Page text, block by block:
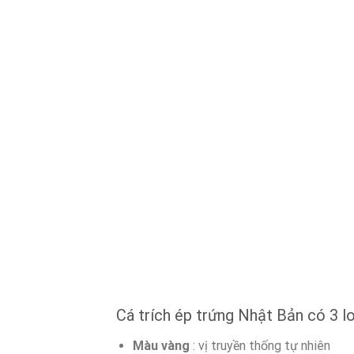
Cá trích ép trứng Nhật Bản có 3
Màu vàng : vị truyền thống tự nhiên